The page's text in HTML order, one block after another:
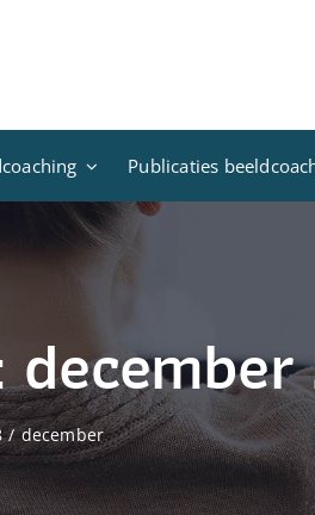
Publicaties
december